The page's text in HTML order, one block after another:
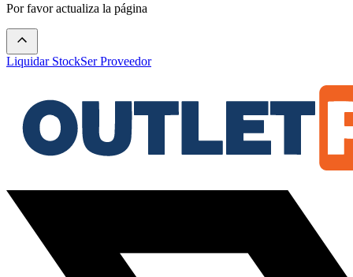
Por favor actualiza la página
Liquidar StockSer Proveedor